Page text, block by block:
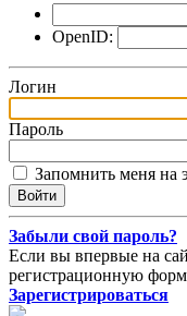
OpenID:
Логин
Пароль
Запомнить меня на
Забыли свой пароль?
Если вы впервые на
регистрационную
Зарегистрироваться